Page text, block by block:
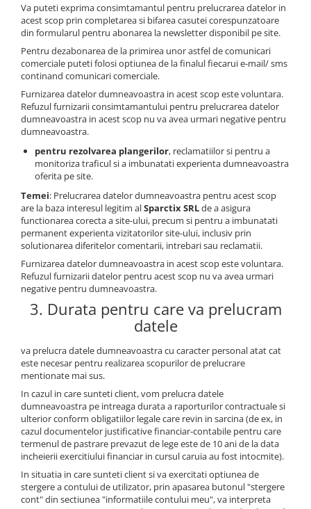
Va puteti exprima consimtamantul pentru prelucrarea datelor in
acest scop prin completarea si bifarea casutei corespunzatoare
din formularul pentru abonarea la newsletter disponibil pe site.
Pentru dezabonarea de la primirea unor astfel de comunicari
comerciale puteti folosi optiunea de la finalul fiecarui e-mail/ sms
continand comunicari comerciale.
Furnizarea datelor dumneavoastra in acest scop este voluntara.
Refuzul furnizarii consimtamantului pentru prelucrarea datelor
dumneavoastra in acest scop nu va avea urmari negative pentru
dumneavoastra.
pentru rezolvarea plangerilor, reclamatiilor si pentru a
monitoriza traficul si a imbunatati experienta dumneavoastra
oferita pe site.
Temei: Prelucrarea datelor dumneavoastra pentru acest scop
are la baza interesul legitim alSparctix SRLde a asigura
functionarea corecta a site-ului, precum si pentru a imbunatati
permanent experienta vizitatorilor site-ului, inclusiv prin
solutionarea diferitelor comentarii, intrebari sau reclamatii.
Furnizarea datelor dumneavoastra in acest scop este voluntara.
Refuzul furnizarii datelor pentru acest scop nu va avea urmari
negative pentru dumneavoastra.
3. Durata pentru care va prelucram
datele
va prelucra datele dumneavoastra cu caracter personal atat cat
este necesar pentru realizarea scopurilor de prelucrare
mentionate mai sus.
In cazul in care sunteti client, vom prelucra datele
dumneavoastra pe intreaga durata a raporturilor contractuale si
ulterior conform obligatiilor legale care revin in sarcina (de ex, in
cazul documentelor justificative financiar-contabile pentru care
termenul de pastrare prevazut de lege este de 10 ani de la data
incheierii exercitiului financiar in cursul caruia au fost intocmite).
In situatia in care sunteti client si va exercitati optiunea de
stergere a contului de utilizator, prin apasarea butonul "stergere
cont" din sectiunea "informatiile contului meu", va interpreta